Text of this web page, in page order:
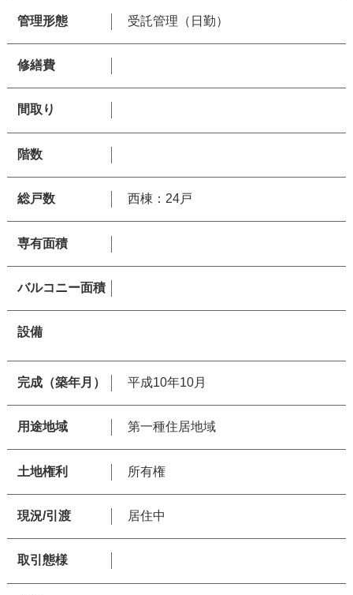
管理形態 受託管理（日勤）
修繕費
間取り
階数
総戸数 西棟：24戸
専有面積
バルコニー面積
設備
完成（築年月） 平成10年10月
用途地域 第一種住居地域
土地権利 所有権
現況/引渡 居住中
取引態様